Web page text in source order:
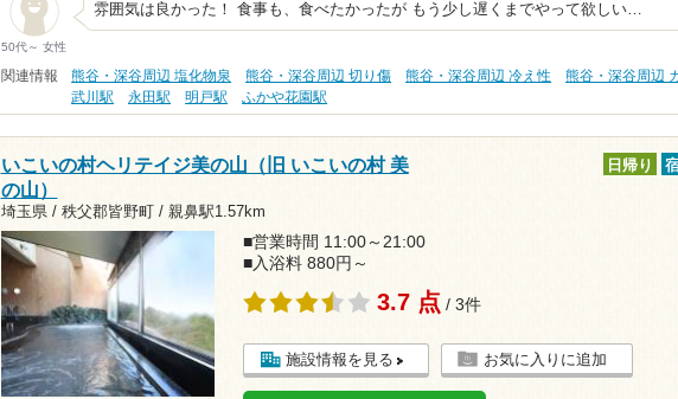
50代～ 女性
雰囲気は良かった！ 食事も、食べたかったが もう少し遅くまでやって欲しい…
関連情報 熊谷・深谷周辺 塩化物泉 熊谷・深谷周辺 切り傷 熊谷・深谷周辺 冷え性
熊谷・深谷周辺
武川駅
永田駅 明戸駅 ふかや花園駅
いこいの村ヘリテイジ美の山（旧 いこいの村 美
の山）
埼玉県 / 秩父郡皆野町 / 親鼻駅1.57km
日帰り
■営業時間 11:00～21:00
■入浴料 880円～
3.7 点 / 3件
施設情報を見る お気に入りに追加